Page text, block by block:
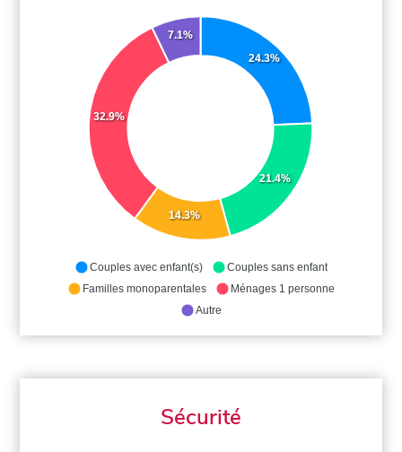
24.3%
21.4%
14.3%
32.9%
7.1%
Couples avec enfant(s)
Couples sans enfant
Familles monoparentales
Ménages 1 personne
Autre
Sécurité